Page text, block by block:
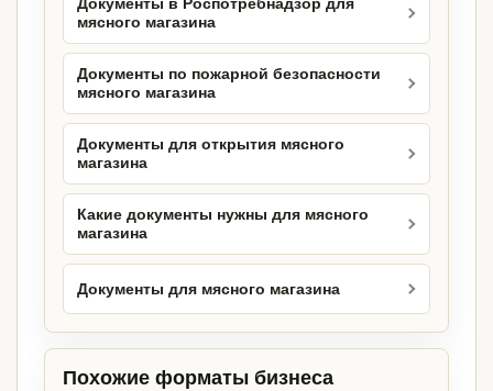
Документы в Роспотребнадзор для
мясного магазина
Документы по пожарной безопасности
мясного магазина
Документы для открытия мясного
магазина
Какие документы нужны для мясного
магазина
Документы для мясного магазина
Похожие форматы бизнеса